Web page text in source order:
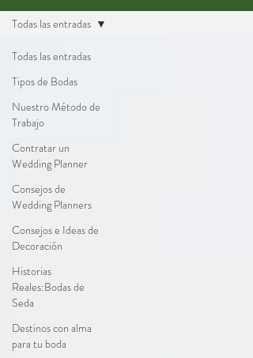
Todas las entradas
Tipos de Bodas
Nuestro Método de
Trabajo
Contratar un
Wedding Planner
Consejos de
Wedding Planners
Consejos e Ideas de
Decoración
Historias
Reales:Bodas de
Seda
Destinos con alma
para tu boda
Todas las entradas